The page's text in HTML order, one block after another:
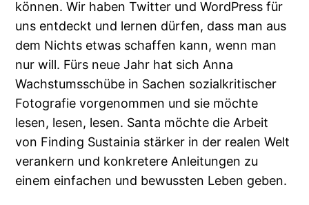
können. Wir haben Twitter und WordPress für
uns entdeckt und lernen dürfen, dass man aus
dem Nichts etwas schaffen kann, wenn man
nur will. Fürs neue Jahr hat sich Anna
Wachstumsschübe in Sachen sozialkritischer
Fotografie vorgenommen und sie möchte
lesen, lesen, lesen. Santa möchte die Arbeit
von Finding Sustainia stärker in der realen Welt
verankern und konkretere Anleitungen zu
einem einfachen und bewussten Leben geben.